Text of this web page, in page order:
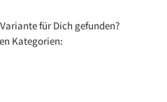
für Dich gefunden?
Kategorien: